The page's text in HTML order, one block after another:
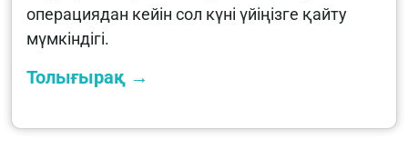
операциядан кейін сол күні үйіңізге қайту
мүмкіндігі.
Толығырақ →